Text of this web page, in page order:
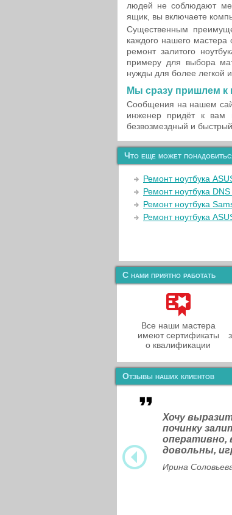
людей не соблюдают
ящик, вы включаете
Существенным
каждого нашего мастера
ремонт залитого
примеру для выбора
нужды для более легкой
Мы сразу пришлем к
Сообщения на нашем
инженер придёт к вам
безвозмездный и
Что еще может
Ремонт ноутбука
Ремонт ноутбука
Ремонт ноутбука
Ремонт ноутбука
С нами приятно работать
Все наши мастера
имеют сертификаты
о квалификации
Отзывы наших клиентов
Хочу
починку
оперативно,
довольны,
Ирина